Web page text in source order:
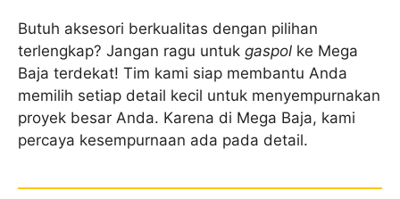
Butuh aksesori berkualitas dengan pilihan
terlengkap? Jangan ragu untuk gaspol ke Mega
Baja terdekat! Tim kami siap membantu Anda
memilih setiap detail kecil untuk menyempurnakan
proyek besar Anda. Karena di Mega Baja, kami
percaya kesempurnaan ada pada detail.